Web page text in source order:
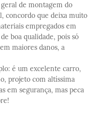
de montagem do
concordo que deixa muito
empregados em
boa qualidade, pois só
maiores danos, a
é um excelente carro,
projeto com altíssima
em segurança, mas peca